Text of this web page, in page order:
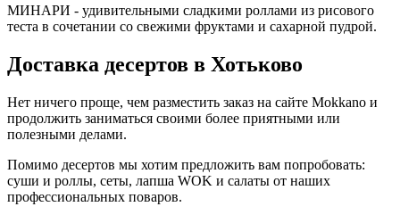
МИНАРИ - удивительными сладкими роллами из рисового
теста в сочетании со свежими фруктами и сахарной пудрой.
Доставка десертов в Хотьково
Нет ничего проще, чем разместить заказ на сайте Mokkano и
продолжить заниматься своими более приятными или
полезными делами.
Помимо десертов мы хотим предложить вам попробовать:
суши и роллы, сеты, лапша WOK и салаты от наших
профессиональных поваров.